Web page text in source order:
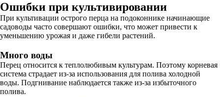
Ошибки при культивировании
При культивации острого перца на подоконнике начинающие
садоводы часто совершают ошибки, что может привести к
уменьшению урожая и даже гибели растений.
Много воды
Перец относится к теплолюбивым культурам. Поэтому корневая
система страдает из-за использования для полива холодной
воды. Подгнивание наблюдается также из-за избыточного
полива.